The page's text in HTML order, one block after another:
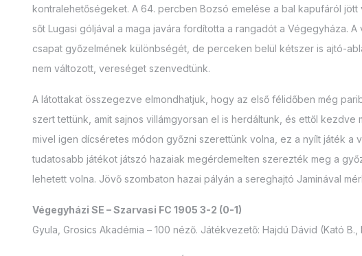
kontralehetőségeket. A 64. percben Bozsó emelése a bal kapufáról
sőt Lugasi góljával a maga javára fordította a rangadót a Végegyháza.
csapat győzelmének különbségét, de perceken belül kétszer is ajtó-
nem változott, vereséget szenvedtünk.
A látottakat összegezve elmondhatjuk, hogy az első félidőben még
szert tettünk, amit sajnos villámgyorsan el is herdáltunk, és ettől kezdve
mivel igen dícséretes módon győzni szerettünk volna, ez a nyílt játék a
tudatosabb játékot játszó hazaiak megérdemelten szerezték meg a
lehetett volna. Jövő szombaton hazai pályán a sereghajtó Jaminával
Végegyházi SE – Szarvasi FC 1905 3-2 (0-1)
Gyula, Grosics Akadémia – 100 néző. Játékvezető: Hajdú Dávid (Kató B.,